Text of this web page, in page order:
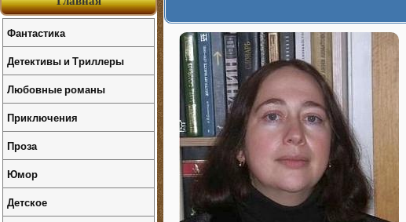
Фантастика
Детективы и Триллеры
Любовные романы
Приключения
Проза
Юмор
Детское